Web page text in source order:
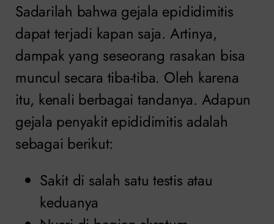
Sadarilah bahwa gejala epididimitis
dapat terjadi kapan saja. Artinya,
dampak yang seseorang rasakan bisa
muncul secara tiba-tiba. Oleh karena
itu, kenali berbagai tandanya. Adapun
gejala penyakit epididimitis adalah
sebagai berikut:
Sakit di salah satu testis atau
keduanya